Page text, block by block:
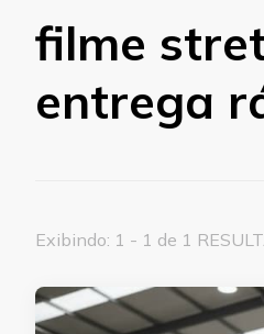
filme
entrega
Exibindo: 1 - 1 de 1